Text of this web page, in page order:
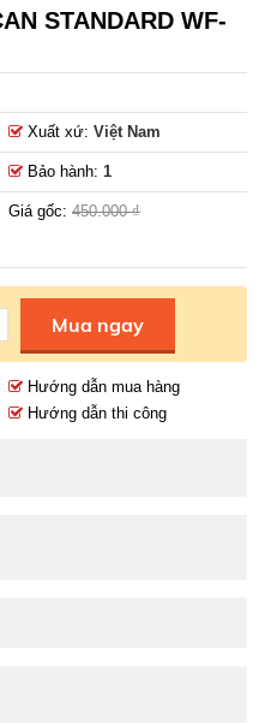
STANDARD WF-
Xuất xứ: Việt Nam
Bảo hành: 1
Giá gốc: 450.000 ₫
Mua ngay
Hướng dẫn mua hàng
Hướng dẫn thi công